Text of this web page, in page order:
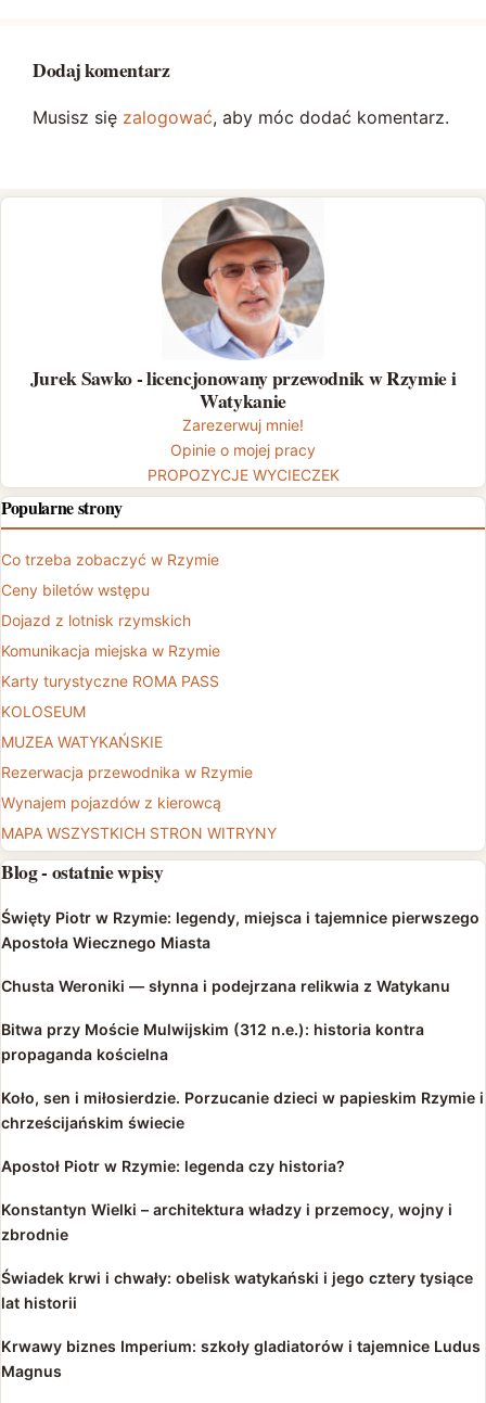
Dodaj komentarz
Musisz się zalogować, aby móc dodać komentarz.
Jurek Sawko - licencjonowany przewodnik w Rzymie i
Watykanie
Zarezerwuj mnie!
Opinie o mojej pracy
PROPOZYCJE WYCIECZEK
Popularne strony
Co trzeba zobaczyć w Rzymie
Ceny biletów wstępu
Dojazd z lotnisk rzymskich
Komunikacja miejska w Rzymie
Karty turystyczne ROMA PASS
KOLOSEUM
MUZEA WATYKAŃSKIE
Rezerwacja przewodnika w Rzymie
Wynajem pojazdów z kierowcą
MAPA WSZYSTKICH STRON WITRYNY
Blog - ostatnie wpisy
Święty Piotr w Rzymie: legendy, miejsca i tajemnice pierwszego
Apostoła Wiecznego Miasta
Chusta Weroniki — słynna i podejrzana relikwia z Watykanu
Bitwa przy Moście Mulwijskim (312 n.e.): historia kontra
propaganda kościelna
Koło, sen i miłosierdzie. Porzucanie dzieci w papieskim Rzymie i
chrześcijańskim świecie
Apostoł Piotr w Rzymie: legenda czy historia?
Konstantyn Wielki – architektura władzy i przemocy, wojny i
zbrodnie
Świadek krwi i chwały: obelisk watykański i jego cztery tysiące
lat historii
Krwawy biznes Imperium: szkoły gladiatorów i tajemnice Ludus
Magnus